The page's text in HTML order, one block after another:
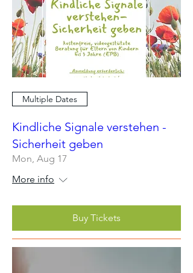
Multiple Dates
Kindliche Signale verstehen -
Sicherheit geben
Mon, Aug 17
More info
Buy Tickets